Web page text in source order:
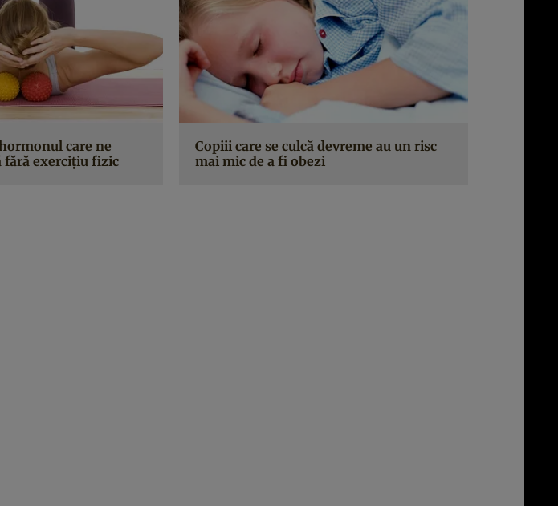
care ne
exerciţiu fizic
Copiii care se culcă devreme au un risc
mai mic de a fi obezi